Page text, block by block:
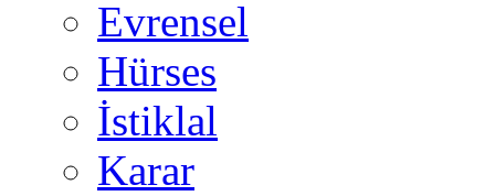
Evrensel
Hürses
İstiklal
Karar